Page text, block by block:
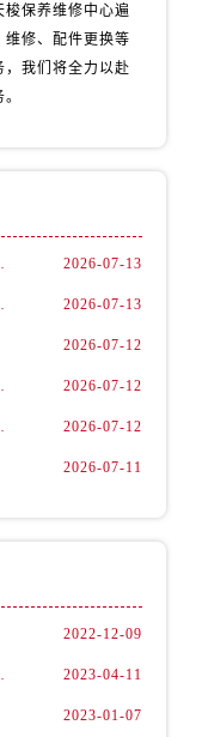
山西省阳泉市郊区平阳东街与新城大道交叉口售后服务中心（需提前预约）
安徽省淮北市相山区淮海路售后服务中心（需提前预约）
梭保养维修中心遍
维修、配件更换等
，我们将全力以赴
2026年7月最新） 2026-07-13
2026年7月最新） 2026-07-13
2026-07-12
年7月最新） 2026-07-12
年7月最新） 2026-07-12
2026-07-11
2022-12-09
生活态度 2023-04-11
2023-01-07